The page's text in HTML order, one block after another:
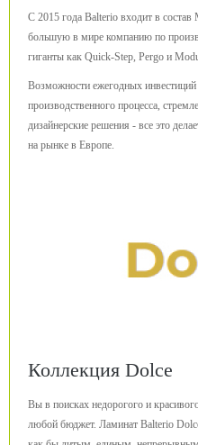
С 2015 года Balterio входит в
большую в мире компанию по
гиганты как Quick-Step, Pergo и
Возможности ежегодных инвестиций
производственного процесса,
дизайнерские решения - все это
на рынке в Европе.
Коллекция Dolce
Вы в поисках недорогого и
любой бюджет. Ламинат Balterio